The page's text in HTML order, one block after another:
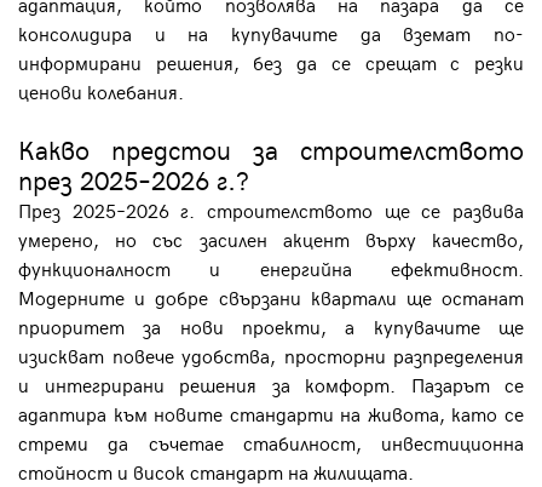
консолидира и на купувачите да вземат по-
информирани решения, без да се срещат с резки
ценови колебания.
Какво предстои за строителството
през 2025–2026 г.?
През 2025–2026 г. строителството ще се развива
умерено, но със засилен акцент върху качество,
функционалност и енергийна ефективност.
Модерните и добре свързани квартали ще останат
приоритет за нови проекти, а купувачите ще
изискват повече удобства, просторни разпределения
и интегрирани решения за комфорт. Пазарът се
адаптира към новите стандарти на живота, като се
стреми да съчетае стабилност, инвестиционна
стойност и висок стандарт на жилищата.